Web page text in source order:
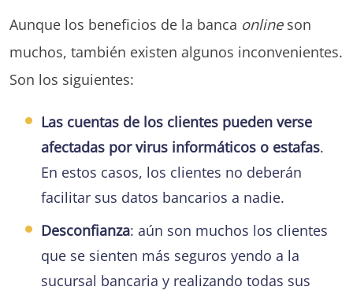
Aunque los beneficios de la banca online son
muchos, también existen algunos inconvenientes.
Son los siguientes:
Las cuentas de los clientes pueden verse
afectadas por virus informáticos o estafas.
En estos casos, los clientes no deberán
facilitar sus datos bancarios a nadie.
Desconfianza: aún son muchos los clientes
que se sienten más seguros yendo a la
sucursal bancaria y realizando todas sus